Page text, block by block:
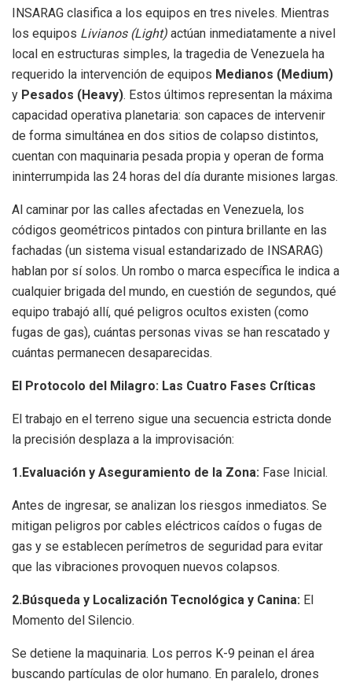
INSARAG clasifica a los equipos en tres niveles. Mientras
los equipos Livianos (Light) actúan inmediatamente a nivel
local en estructuras simples, la tragedia de Venezuela ha
requerido la intervención de equipos Medianos (Medium)
y Pesados (Heavy). Estos últimos representan la máxima
capacidad operativa planetaria: son capaces de intervenir
de forma simultánea en dos sitios de colapso distintos,
cuentan con maquinaria pesada propia y operan de forma
ininterrumpida las 24 horas del día durante misiones largas.
Al caminar por las calles afectadas en Venezuela, los
códigos geométricos pintados con pintura brillante en las
fachadas (un sistema visual estandarizado de INSARAG)
hablan por sí solos. Un rombo o marca específica le indica a
cualquier brigada del mundo, en cuestión de segundos, qué
equipo trabajó allí, qué peligros ocultos existen (como
fugas de gas), cuántas personas vivas se han rescatado y
cuántas permanecen desaparecidas.
El Protocolo del Milagro: Las Cuatro Fases Críticas
El trabajo en el terreno sigue una secuencia estricta donde
la precisión desplaza a la improvisación:
1.Evaluación y Aseguramiento de la Zona: Fase Inicial.
Antes de ingresar, se analizan los riesgos inmediatos. Se
mitigan peligros por cables eléctricos caídos o fugas de
gas y se establecen perímetros de seguridad para evitar
que las vibraciones provoquen nuevos colapsos.
2.Búsqueda y Localización Tecnológica y Canina: El
Momento del Silencio.
Se detiene la maquinaria. Los perros K-9 peinan el área
buscando partículas de olor humano. En paralelo, drones